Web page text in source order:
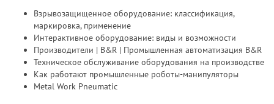
Взрывозащищенное оборудование: классификация,
маркировка, применение
Интерактивное оборудование: виды и возможности
Производители | B&R | Промышленная автоматизация B&R
Техническое обслуживание оборудования на производстве
Как работают промышленные роботы-манипуляторы
Metal Work Pneumatic